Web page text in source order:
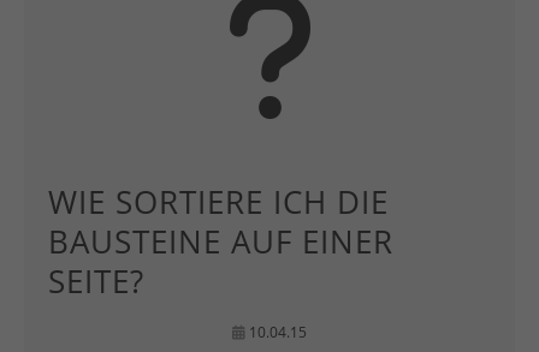
WIE SORTIERE ICH DIE
BAUSTEINE AUF EINER
SEITE?
10.04.15